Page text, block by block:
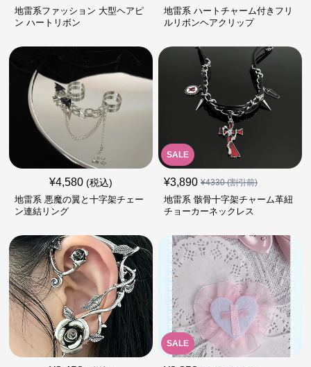
地雷系ファッション 大型ヘアピ
ン ハートリボン
地雷系 ハートチャーム付きフリ
ルリボンヘアクリップ
¥4,580 (税込)
地雷系 悪魔の翼と十字架チェー
ン連結リング
SALE
¥3,890 ¥4330(割引前)
地雷系 骸骨十字架チャーム革紐
チョーカーネックレス
SALE